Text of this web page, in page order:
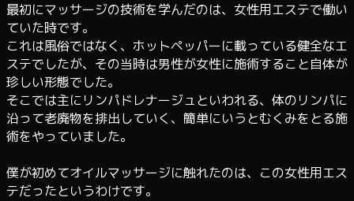
最初にマッサージの技術を学んだのは、女性用エステで働い
ていた時です。
これは風俗ではなく、ホットペッパーに載っている健全なエ
ステでしたが、その当時は男性が女性に施術すること自体が
珍しい形態でした。
そこでは主にリンパドレナージュといわれる、体のリンパに
沿って老廃物を排出していく、簡単にいうとむくみをとる施
術をやっていました。
僕が初めてオイルマッサージに触れたのは、この女性用エス
テだったというわけです。